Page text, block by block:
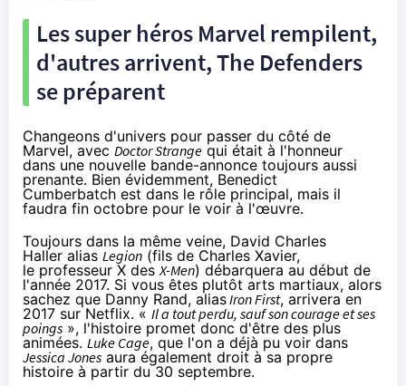
Les super héros Marvel rempilent,
d'autres arrivent, The Defenders
se préparent
Changeons d'univers pour passer du côté de
Marvel, avec Doctor Strange qui était à l'honneur
dans une nouvelle bande-annonce toujours aussi
prenante. Bien évidemment, Benedict
Cumberbatch est dans le rôle principal, mais il
faudra fin octobre pour le voir à l'œuvre.
Toujours dans la même veine, David Charles
Haller alias Legion (fils de Charles Xavier,
le professeur X desX-Men) débarquera au début de
l'année 2017. Si vous êtes plutôt arts martiaux, alors
sachez que Danny Rand, aliasIron First, arrivera en
2017 surNetflix. « Il a tout perdu, sauf son courage et ses
poings », l'histoire promet donc d'être des plus
animées. Luke Cage, que l'on a déjà pu voir dans
Jessica Jones aura également droit à sa propre
histoire à partir du 30 septembre.